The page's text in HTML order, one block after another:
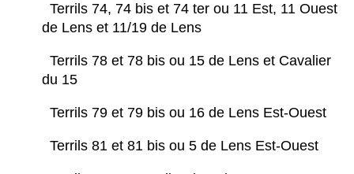
Terrils 74, 74 bis et 74 ter ou 11 Est, 11 Ouest
de Lens et 11/19 de Lens
Terrils 78 et 78 bis ou 15 de Lens et Cavalier
du 15
Terrils 79 et 79 bis ou 16 de Lens Est-Ouest
Terrils 81 et 81 bis ou 5 de Lens Est-Ouest